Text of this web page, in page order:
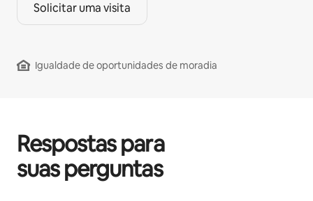
Solicitar uma visita
Igualdade de oportunidades de moradia
Respostas para
suas perguntas